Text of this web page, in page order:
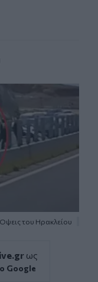
του Ηρακλείου
ως
Google